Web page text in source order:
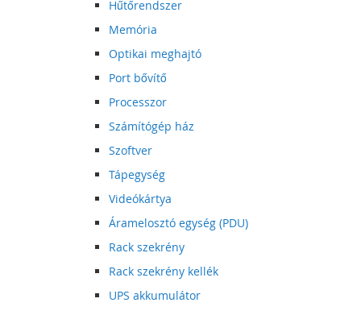
Hűtőrendszer
Memória
Optikai meghajtó
Port bővítő
Processzor
Számítógép ház
Szoftver
Tápegység
Videókártya
Áramelosztó egység (PDU)
Rack szekrény
Rack szekrény kellék
UPS akkumulátor